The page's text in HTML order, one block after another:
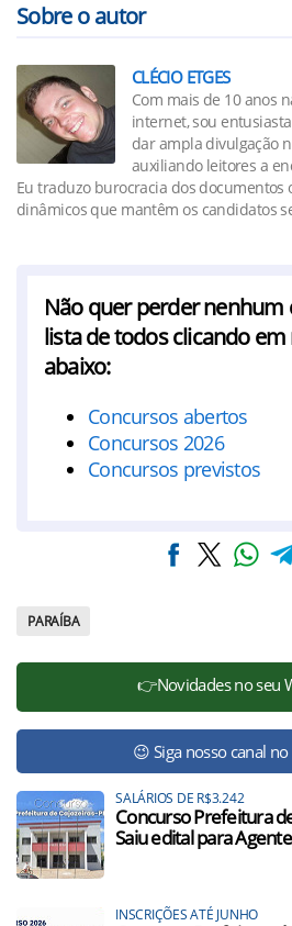
Sobre o autor
CLÉCIO ETGES
Com mais de 10 anos
internet, sou
dar ampla divulgação
auxiliando leitores a
Eu traduzo burocracia dos documentos
dinâmicos que mantêm os candidatos
Não quer perder nenhum
lista de todos clicando
abaixo:
Concursos abertos
Concursos 2026
Concursos previstos
PARAÍBA
👉Novidades no seu
😉 Siga nosso canal
SALÁRIOS DE R$3.242
Concurso Prefeitura
Saiu edital para
INSCRIÇÕES ATÉ JUNHO